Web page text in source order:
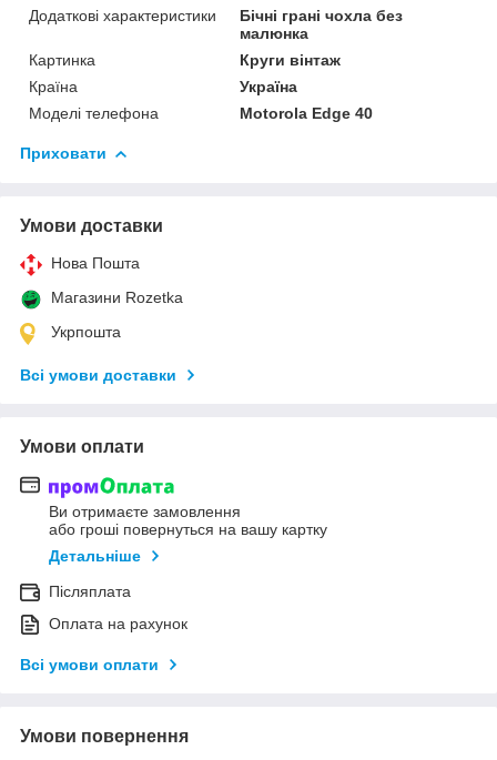
Додаткові характеристики
Бічні грані чохла без
малюнка
Картинка
Круги вінтаж
Країна
Україна
Моделі телефона
Motorola Edge 40
Приховати
Умови доставки
Нова Пошта
Магазини Rozetka
Укрпошта
Всі умови доставки
Умови оплати
Ви отримаєте замовлення
або гроші повернуться на вашу картку
Детальніше
Післяплата
Оплата на рахунок
Всі умови оплати
Умови повернення